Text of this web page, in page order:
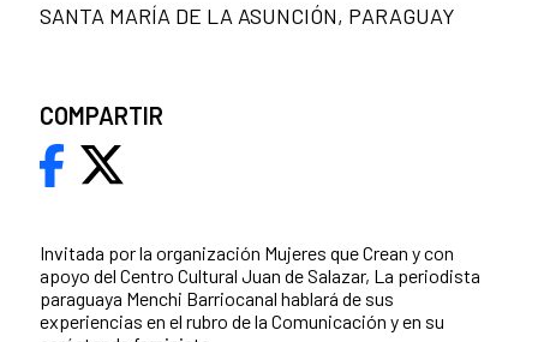
Invitada por la organización Mujeres que Crean y con
apoyo del Centro Cultural Juan de Salazar, La periodista
paraguaya Menchi Barriocanal hablará de sus
experiencias en el rubro de la Comunicación y en su
SANTA MARÍA DE LA ASUNCIÓN, PARAGUAY
COMPARTIR